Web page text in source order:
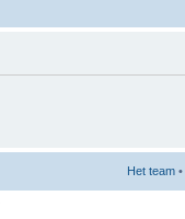
Het team •